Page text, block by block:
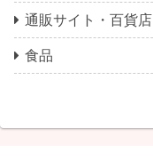
通販サイト・百貨店
食品